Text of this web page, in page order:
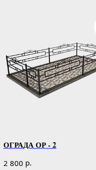
ОГРАДА ОР - 2
2 800 р.